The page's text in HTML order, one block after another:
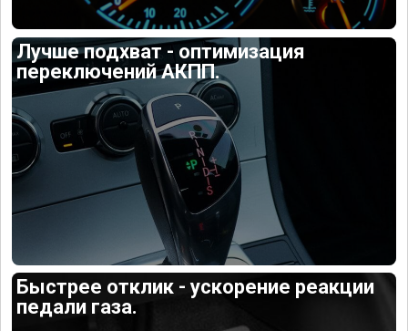
Лучше подхват - оптимизация
переключений АКПП.
Быстрее отклик - ускорение реакции
педали газа.